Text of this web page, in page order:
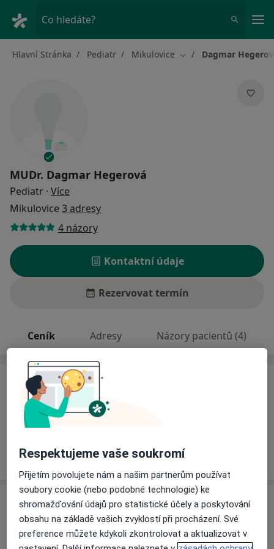
Co hledáte?
Hlavní Stránka Pediatr Mikulovice Změna města
Dagmar
MUDr. Dagmar Hegerová
Pediatr · Více
Mikulovice 3 adresy
4 názory
Kontaktní údaje
Rezervovat termín
Ceník Adresy Názory pacientů (4)
Ceník
Informace o službách a cenách nejsou k dispozici
Tento specialista ještě nepřidával žádné informace o
Adresy (3)
Adresa 1 Adresa 2 Adresa 3
Respektujeme vaše soukromí
Přijetím povolujete nám a našim partnerům používat
soubory cookie (nebo podobné technologie) ke
shromažďování údajů pro statistické účely a poskytování
obsahu na základě vašich zvyklostí při procházení. Své
preference můžete kdykoli zkontrolovat a aktualizovat v